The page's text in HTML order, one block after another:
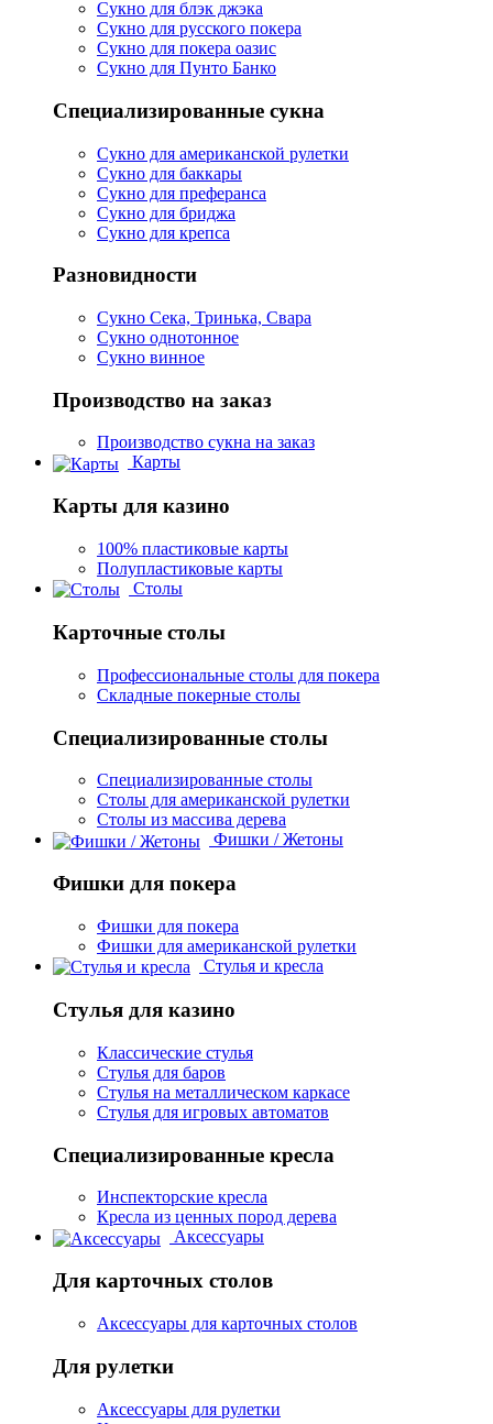
Сукно для блэк джэка
Сукно для русского покера
Сукно для покера оазис
Сукно для Пунто Банко
Специализированные сукна
Сукно для американской рулетки
Сукно для баккары
Сукно для преферанса
Сукно для бриджа
Сукно для крепса
Разновидности
Сукно Сека, Тринька, Свара
Сукно однотонное
Сукно винное
Производство на заказ
Производство сукна на заказ
Карты
Карты для казино
100% пластиковые карты
Полупластиковые карты
Столы
Карточные столы
Профессиональные столы для покера
Складные покерные столы
Специализированные столы
Специализированные столы
Столы для американской рулетки
Столы из массива дерева
Фишки / Жетоны
Фишки для покера
Фишки для покера
Фишки для американской рулетки
Стулья и кресла
Стулья для казино
Классические стулья
Стулья для баров
Стулья на металлическом каркасе
Стулья для игровых автоматов
Специализированные кресла
Инспекторские кресла
Кресла из ценных пород дерева
Аксессуары
Для карточных столов
Аксессуары для карточных столов
Для рулетки
Аксессуары для рулетки